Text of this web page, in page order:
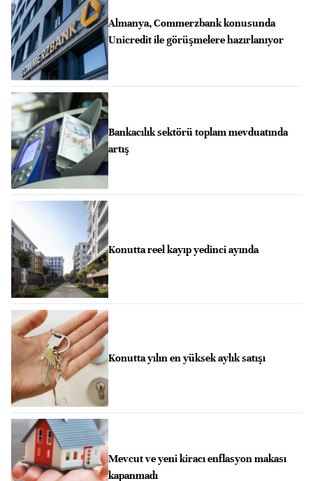
Almanya, Commerzbank konusunda
Unicredit ile görüşmelere hazırlanıyor
Bankacılık sektörü toplam mevduatında
artış
Konutta reel kayıp yedinci ayında
Konutta yılın en yüksek aylık satışı
Mevcut ve yeni kiracı enflasyon makası
kapanmadı